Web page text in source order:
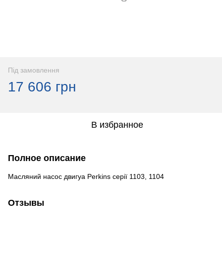
Під замовлення
17 606 грн
В избранное
Полное описание
Масляний насос двигуа Perkins серії 1103, 1104
Отзывы